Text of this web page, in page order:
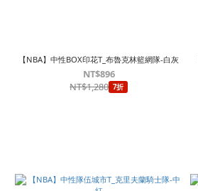
【NBA】中性BOX印花T_布魯克林籃網隊-白灰
NT$896
NT$1,280 7折